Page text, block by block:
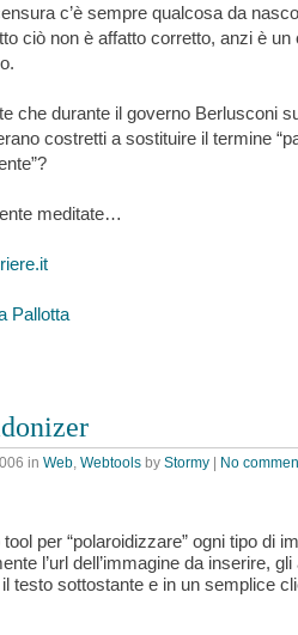
c’è sempre qualcosa da
ciò non è affatto corretto, anzi è
che durante il governo Berlusconi
costretti a sostituire il termine
meditate…
Pallotta
in Web, Webtools by Stormy | No
per “polaroidizzare” ogni tipo di
l’url dell’immagine da inserire,
il testo sottostante e in un semplice